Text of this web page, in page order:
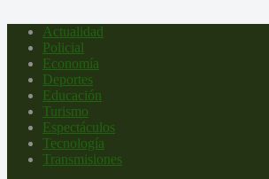
Actualidad
Policial
Economía
Deportes
Educación
Turismo
Espectáculos
Tecnología
Transmisiones